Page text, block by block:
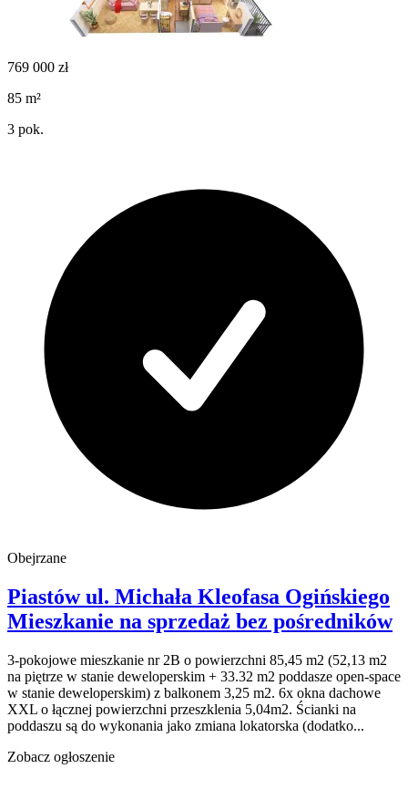
769 000 zł
85 m²
3 pok.
Obejrzane
Piastówul. Michała Kleofasa Ogińskiego
Mieszkanie na sprzedaż bez pośredników
3-pokojowe mieszkanie nr 2B o powierzchni 85,45 m2 (52,13 m2
na piętrze w stanie deweloperskim + 33.32 m2 poddasze open-space
w stanie deweloperskim) z balkonem 3,25 m2. 6x okna dachowe
XXL o łącznej powierzchni przeszklenia 5,04m2. Ścianki na
poddaszu są do wykonania jako zmiana lokatorska (dodatko...
Zobacz ogłoszenie